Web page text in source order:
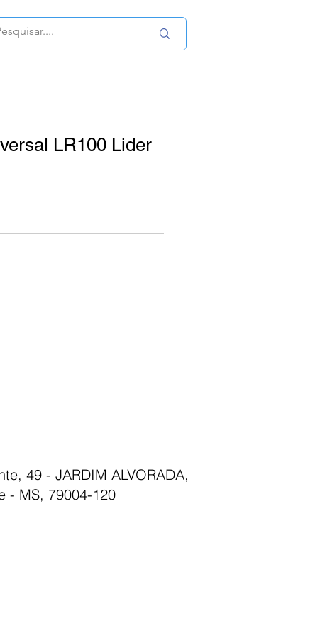
LR100 Lider
49 - JARDIM ALVORADA,
- MS, 79004-120